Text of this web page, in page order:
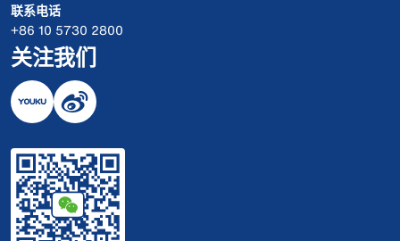
联系电话
+86 10 5730 2800
关注我们